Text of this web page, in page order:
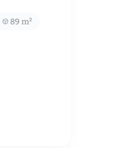
89 m²